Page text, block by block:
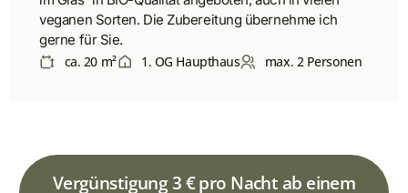
veganen Sorten. Die Zubereitung übernehme ich
gerne für Sie.
ca. 20 m²
1. OG Haupthaus max. 2 Personen
Vergünstigung 3 € pro Nacht ab einem